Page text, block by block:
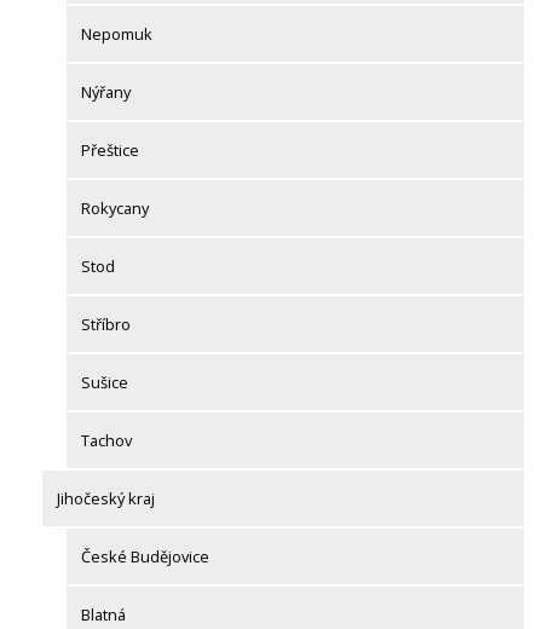
Nepomuk
Nýřany
Přeštice
Rokycany
Stod
Stříbro
Sušice
Tachov
Jihočeský kraj
České Budějovice
Blatná